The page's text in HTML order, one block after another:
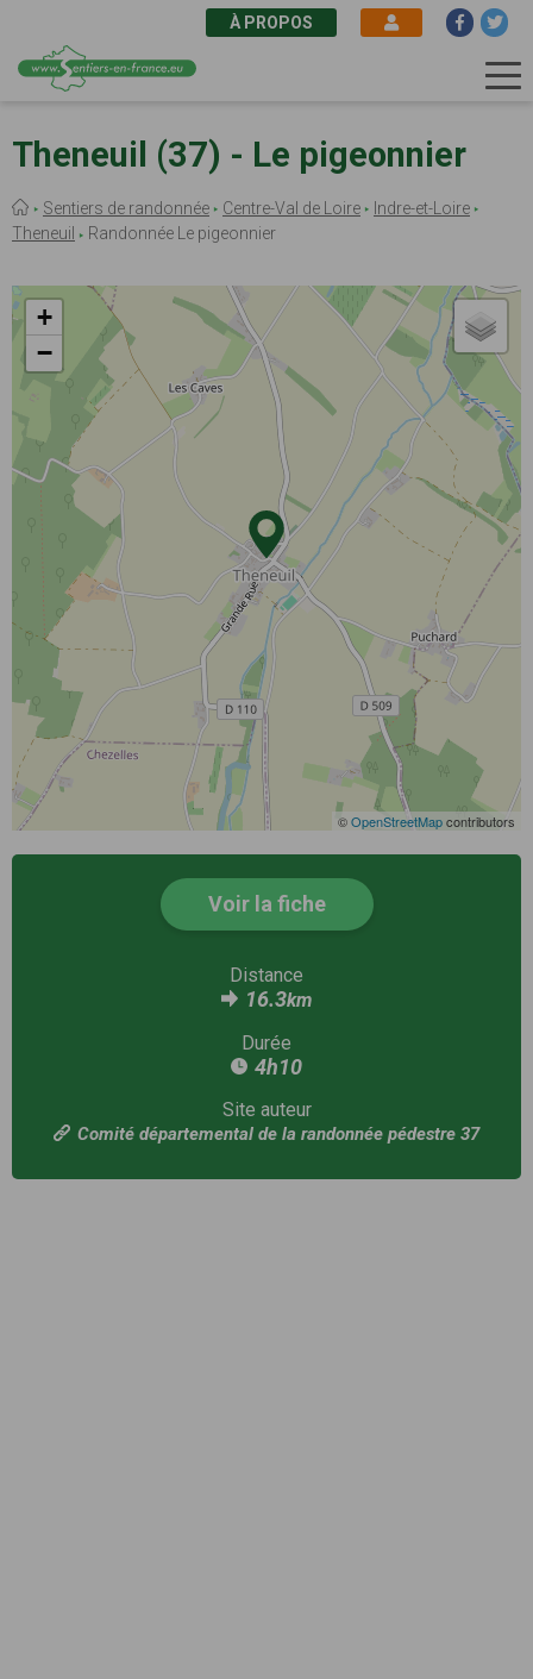
au
contenu
À PROPOS
Theneuil (37) - Le pigeonnier
Fil
d'Ariane
Sentiers de randonnée Centre-Val de Loire
Indre-et-Loire
Theneuil
Randonnée Le pigeonnier
+
−
©OpenStreetMapcontributors
Voir la fiche
Distance
16.3km
Durée
4h10
Site auteur
Comité départemental de la randonnée pédestre 37